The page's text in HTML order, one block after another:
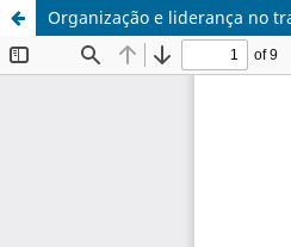
Organização e liderança no